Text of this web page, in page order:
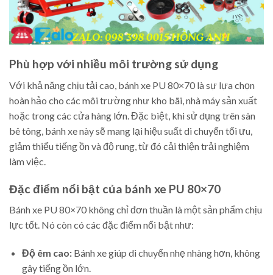
Phù hợp với nhiều môi trường sử dụng
Với khả năng chịu tải cao, bánh xe PU 80×70 là sự lựa chọn
hoàn hảo cho các môi trường như kho bãi, nhà máy sản xuất
hoặc trong các cửa hàng lớn. Đặc biệt, khi sử dụng trên sàn
bê tông, bánh xe này sẽ mang lại hiệu suất di chuyển tối ưu,
giảm thiểu tiếng ồn và độ rung, từ đó cải thiện trải nghiệm
làm việc.
Đặc điểm nổi bật của bánh xe PU 80×70
Bánh xe PU 80×70 không chỉ đơn thuần là một sản phẩm chịu
lực tốt. Nó còn có các đặc điểm nổi bật như:
Độ êm cao:Bánh xe giúp di chuyển nhẹ nhàng hơn, không
gây tiếng ồn lớn.